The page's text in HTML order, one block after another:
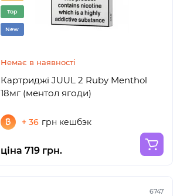
Top
New
Немає в наявності
Картриджі JUUL 2 Ruby Menthol
18мг (ментол ягоди)
+ 36 грн кешбэк
ціна 719 грн.
6747